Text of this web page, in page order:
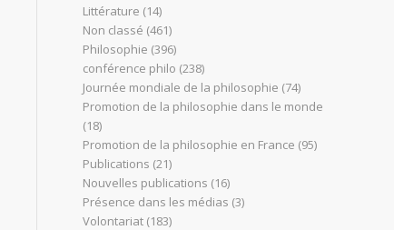
Littérature (14)
Non classé (461)
Philosophie (396)
conférence philo (238)
Journée mondiale de la philosophie (74)
Promotion de la philosophie dans le monde
(18)
Promotion de la philosophie en France (95)
Publications (21)
Nouvelles publications (16)
Présence dans les médias (3)
Volontariat (183)